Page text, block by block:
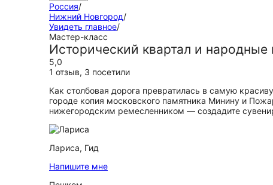
Россия/
Нижний Новгород/
Увидеть главное/
Мастер-класс
Исторический квартал и
5,0
1 отзыв, 3 посетили
Как столбовая дорога превратилась в самую
городе копия московского памятника Минину и
нижегородским ремесленником — создадите
Лариса, Гид
Напишите мне